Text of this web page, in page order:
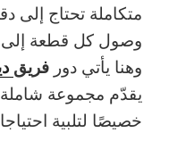
متكاملة تحتاج إلى
وصول كل قطعة إلى
وهنا يأتي دور فريق
يقدّم مجموعة
خصيصًا لتلبية